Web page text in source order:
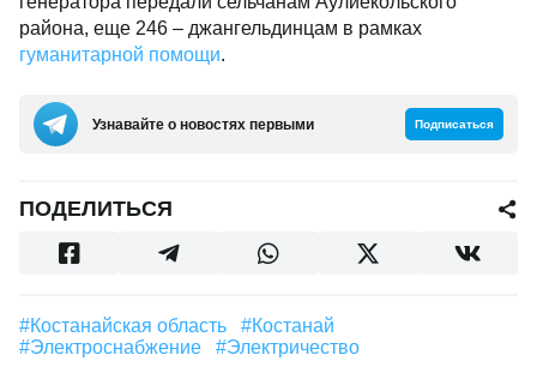
района, еще 246 – джангельдинцам в рамках
гуманитарной помощи.
Узнавайте о новостях первыми Подписаться
ПОДЕЛИТЬСЯ
#Костанайская область
#Костанай
#Электроснабжение
#электричество